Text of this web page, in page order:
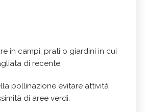
in campi, prati o giardini in cui
di recente.
pollinazione evitare attività
di aree verdi.